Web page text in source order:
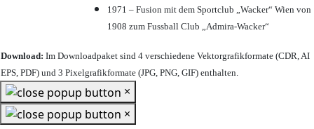
1971 – Fusion mit dem Sportclub „Wacker“ Wien von
1908 zum Fussball Club „Admira-Wacker“
Download: Im Downloadpaket sind 4 verschiedene Vektorgrafikformate (CDR, AI
EPS, PDF) und 3 Pixelgrafikformate (JPG, PNG, GIF) enthalten.
×
×